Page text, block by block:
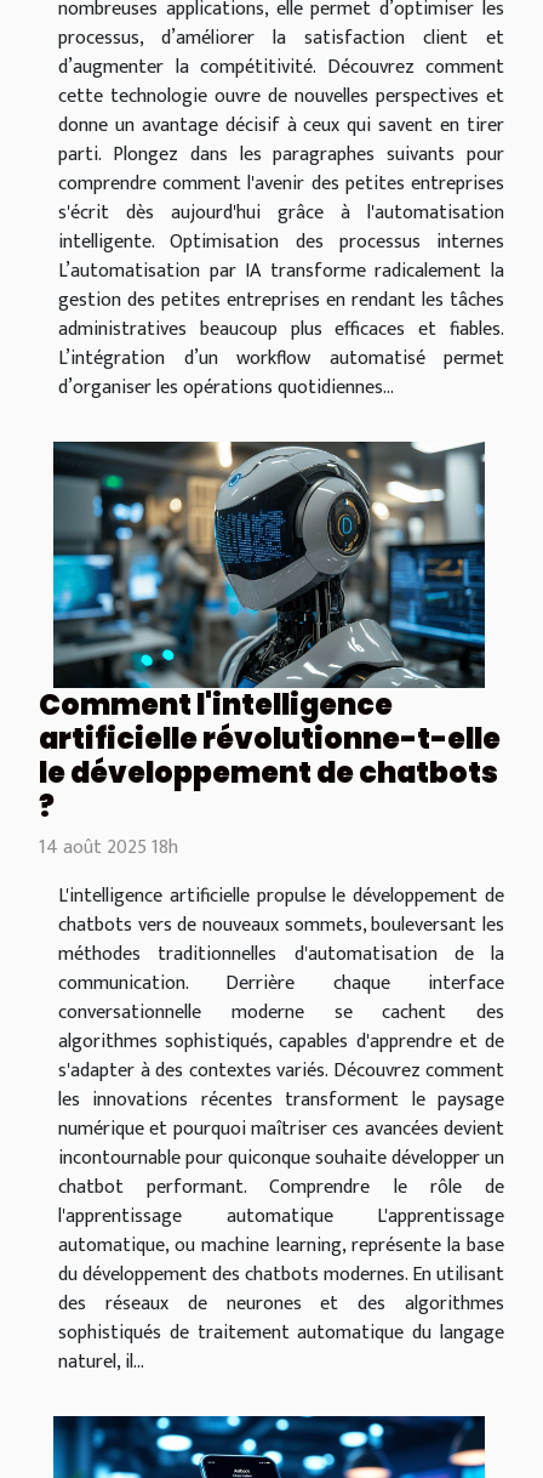
nombreuses applications, elle permet d’optimiser les
processus, d’améliorer la satisfaction client et
d’augmenter la compétitivité. Découvrez comment
cette technologie ouvre de nouvelles perspectives et
donne un avantage décisif à ceux qui savent en tirer
parti. Plongez dans les paragraphes suivants pour
comprendre comment l'avenir des petites entreprises
s'écrit dès aujourd'hui grâce à l'automatisation
intelligente. Optimisation des processus internes
L’automatisation par IA transforme radicalement la
gestion des petites entreprises en rendant les tâches
administratives beaucoup plus efficaces et fiables.
L’intégration d’un workflow automatisé permet
d’organiser les opérations quotidiennes...
Comment l'intelligence
artificielle révolutionne-t-elle
le développement de chatbots
?
14 août 2025 18h
L'intelligence artificielle propulse le développement de
chatbots vers de nouveaux sommets, bouleversant les
méthodes traditionnelles d'automatisation de la
communication. Derrière chaque interface
conversationnelle moderne se cachent des
algorithmes sophistiqués, capables d'apprendre et de
s'adapter à des contextes variés. Découvrez comment
les innovations récentes transforment le paysage
numérique et pourquoi maîtriser ces avancées devient
incontournable pour quiconque souhaite développer un
chatbot performant. Comprendre le rôle de
l'apprentissage automatique L'apprentissage
automatique, ou machine learning, représente la base
du développement des chatbots modernes. En utilisant
des réseaux de neurones et des algorithmes
sophistiqués de traitement automatique du langage
naturel, il...